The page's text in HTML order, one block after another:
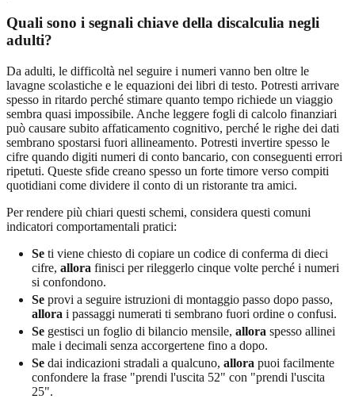
Quali sono i segnali chiave della discalculia negli
adulti?
Da adulti, le difficoltà nel seguire i numeri vanno ben oltre le
lavagne scolastiche e le equazioni dei libri di testo. Potresti arrivare
spesso in ritardo perché stimare quanto tempo richiede un viaggio
sembra quasi impossibile. Anche leggere fogli di calcolo finanziari
può causare subito affaticamento cognitivo, perché le righe dei dati
sembrano spostarsi fuori allineamento. Potresti invertire spesso le
cifre quando digiti numeri di conto bancario, con conseguenti errori
ripetuti. Queste sfide creano spesso un forte timore verso compiti
quotidiani come dividere il conto di un ristorante tra amici.
Per rendere più chiari questi schemi, considera questi comuni
indicatori comportamentali pratici:
Se ti viene chiesto di copiare un codice di conferma di dieci
cifre, allora finisci per rileggerlo cinque volte perché i numeri
si confondono.
Se provi a seguire istruzioni di montaggio passo dopo passo,
allora i passaggi numerati ti sembrano fuori ordine o confusi.
Se gestisci un foglio di bilancio mensile, allora spesso allinei
male i decimali senza accorgertene fino a dopo.
Se dai indicazioni stradali a qualcuno, allora puoi facilmente
confondere la frase "prendi l'uscita 52" con "prendi l'uscita
25".